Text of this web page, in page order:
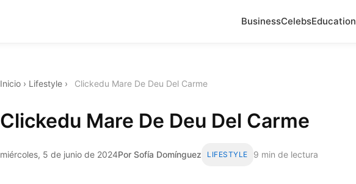
BusinessCelebsEducation
Inicio › Lifestyle › Clickedu Mare De Deu Del Carme
Clickedu Mare De Deu Del Carme
miércoles, 5 de junio de 2024Por Sofía Domínguez LIFESTYLE 9 min de lectura